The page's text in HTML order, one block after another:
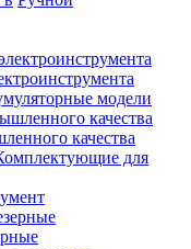
модели
качества
для